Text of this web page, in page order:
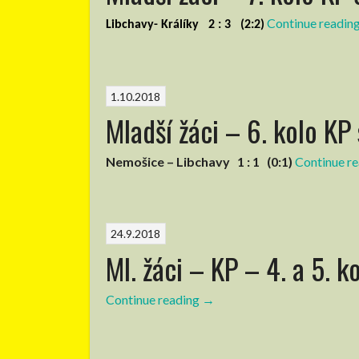
Libchavy- Králíky 2 : 3 (2:2) Continue
1.10.2018
Mladší žáci – 6. kolo
Nemošice – Libchavy 1 : 1 (0:1) Continue
24.9.2018
Ml. žáci – KP – 4. a 5.
Continue reading “Ml.
→